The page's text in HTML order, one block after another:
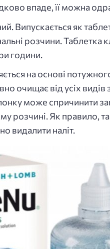
впаде, її можна
Випускається як
розчини. Таблетка
години.
на основі
очищає від усіх
може спричинити
розчині. Як правило,
видалити наліт.